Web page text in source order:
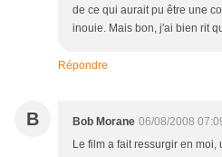
de ce qui aurait pu être une
inouie. Mais bon, j'ai bien rit
Répondre
B Bob Morane 06/08/2008
Le film a fait ressurgir en moi,